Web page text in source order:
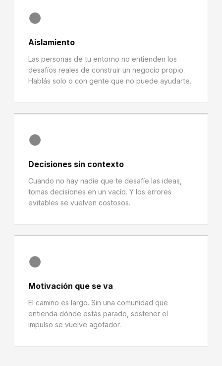
🌑
Aislamiento
Las personas de tu entorno no entienden los
desafíos reales de construir un negocio propio.
Hablás solo o con gente que no puede ayudarte.
🌑
Decisiones sin contexto
Cuando no hay nadie que te desafíe las ideas,
tomas decisiones en un vacío. Y los errores
evitables se vuelven costosos.
🌑
Motivación que se va
El camino es largo. Sin una comunidad que
entienda dónde estás parado, sostener el
impulso se vuelve agotador.